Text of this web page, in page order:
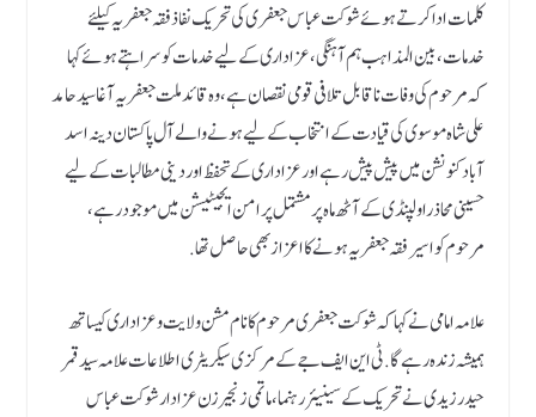
کلمات ادا کرتے ہوئے شوکت عباس جعفری کی تحریک نفاذ فقہ جعفریہ کیلئے
خدمات، بین المذاہب ہم آہنگی، عزاداری کے لیے خدمات کو سراہتے ہوئے کہا
کہ مرحوم کی وفات ناقابل تلافی قومی نقصان ہے، وہ قائد ملت جعفریہ آغا سید حامد
علی شاہ موسوی کی قیادت کے انتخاب کے لیے ہونے والے آل پاکستان دینہ اسد
آباد کنونشن میں پیش پیش رہے اور عزاداری کے تحفظ اور دینی مطالبات کے لیے
حسینی محاذ راولپنڈی کے آٹھ ماہ پر مشتمل پرامن ایجیٹیشن میں موجود رہے،
مرحوم کو اسیر فقہ جعفریہ ہونے کا اعزاز بھی حاصل تھا.
علامہ امامی نے کہا کہ شوکت جعفری مرحوم کا نام مشن ولایت و عزاداری کیساتھ
ہمیشہ زندہ رہے گا. ٹی این ایف جے کے مرکزی سیکریٹری اطلاعات علامہ سید قمر
حیدر زیدی نے تحریک کے سینیئر رہنما، ماتمی زنجیرزن عزادار شوکت عباس